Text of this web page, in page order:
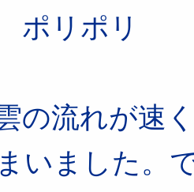
ゞポリポリ
の流れが速
いました。